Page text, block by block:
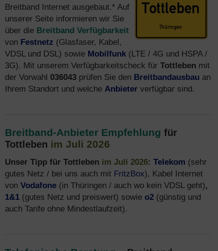
Breitband Internet ausgebaut.* Auf
unserer Seite informieren wir Sie
über die Breitband Verfügbarkeit
von Festnetz (Glasfaser, Kabel,
VDSL und DSL) sowie Mobilfunk (LTE / 4G und HSPA /
3G). Mit unserem Verfügbarkeitscheck für Tottleben mit
der Vorwahl 036043 prüfen Sie den Breitbandausbau an
Ihrem Standort und welche Anbieter verfügbar sind.
Breitband-Anbieter Empfehlung für
Tottleben im Juli 2026
Unser Tipp für Tottleben im Juli 2026: Telekom (sehr
gutes Netz / bei uns auch mit FritzBox), Kabel Internet
von Vodafone (in Thüringen / auch wo kein VDSL geht),
1&1 (gutes Netz und preiswert) sowie o2 (günstig und
auch Tarife ohne Mindestlaufzeit).